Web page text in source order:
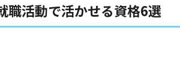
職活動で活かせる資格6選